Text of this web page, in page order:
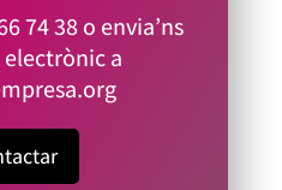
74 38o envia’ns
a